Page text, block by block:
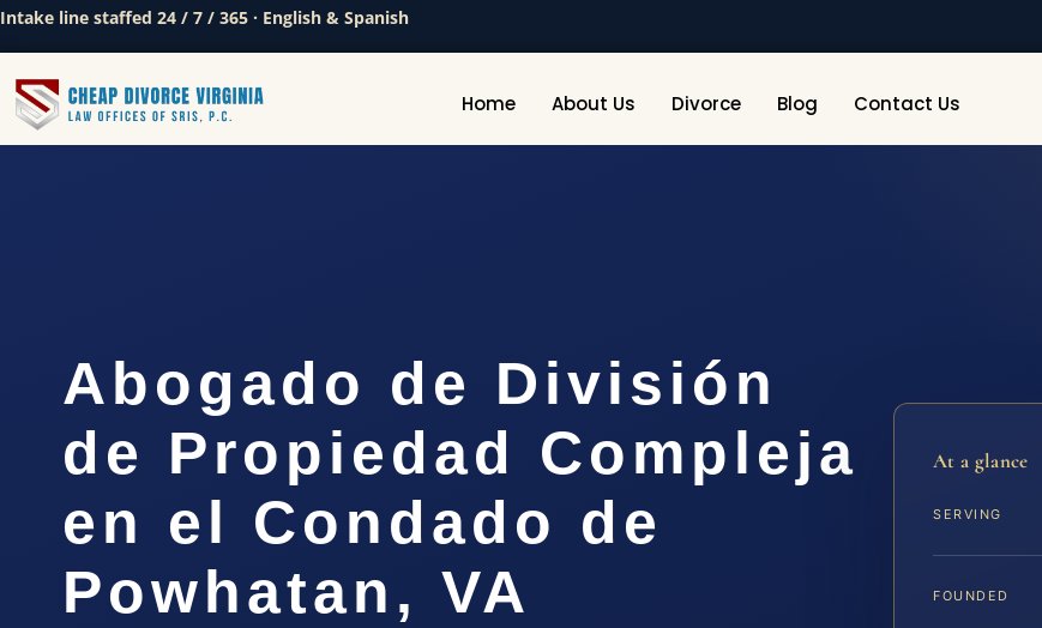
Intake line staffed 24 / 7 / 365 · English & Spanish
Home About Us Divorce Blog Contact Us
Abogado de División
de Propiedad Compleja
en el Condado de
Powhatan, VA
At a glance
SERVING
FOUNDED